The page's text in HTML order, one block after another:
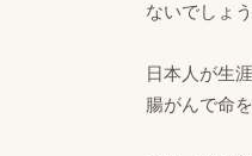
ないでしょう
日本人が生
腸がんで命